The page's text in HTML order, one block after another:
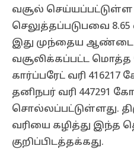
வசூல் செய்யப்பட்டுள்ள
செலுத்தப்படுபவை
இது முந்தைய ஆண்டை
வசூலிக்கப்பட்ட மொத்த
கார்ப்பரேட் வரி
தனிநபர் வரி 447291
சொல்லப்பட்டுள்ளது.
வரியை கழித்து இந்த
குறிப்பிடத்தக்கது.